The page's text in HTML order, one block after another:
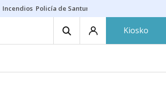
Incendios Policía de Santurtzi
Kiosko